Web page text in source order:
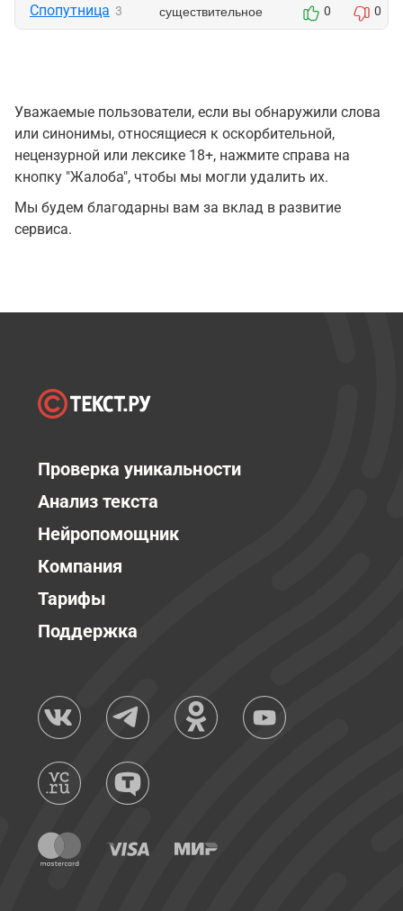
Спопутница 3 существительное 0 0
Уважаемые пользователи, если вы обнаружили слова
или синонимы, относящиеся к оскорбительной,
нецензурной или лексике 18+, нажмите справа на
кнопку "Жалоба", чтобы мы могли удалить их.
Мы будем благодарны вам за вклад в развитие
сервиса.
Проверка уникальности
Анализ текста
Нейропомощник
Компания
Тарифы
Поддержка